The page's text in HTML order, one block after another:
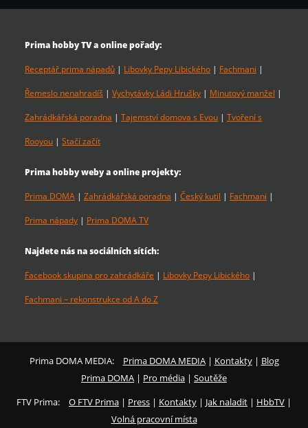
Prima hobby TV a online pořady:
Receptář prima nápadů | Libovky Pepy Libického | Fachmani |
Řemeslo nenahradíš | Vychytávky Ládi Hrušky | Minutový manžel |
Zahrádkářská poradna | Tajemství domova s Evou | Tvoření s
Rooyou | Stačí začít
Prima hobby weby a online projekty:
Prima DOMA | Zahrádkářská poradna | Český kutil | Fachmani |
Prima nápady | Prima DOMA TV
Najdete nás na sociálních sítích:
Facebook skupina pro zahrádkáře | Libovky Pepy Libického |
Fachmani – rekonstrukce od A do Z
Prima DOMA MEDIA: Prima DOMA MEDIA| Kontakty| Blog
Prima DOMA | Pro média | Soutěže
FTV Prima:
O FTV Prima | Press | Kontakty | Jak naladit | HbbTV |
Volná pracovní místa